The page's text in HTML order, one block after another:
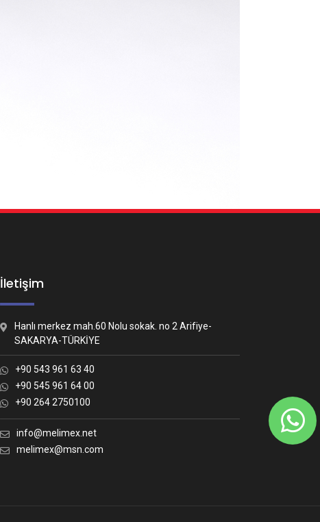
İletişim
Hanlı merkez mah.60 Nolu sokak. no 2 Arifiye-
SAKARYA-TÜRKİYE
+90 543 961 63 40
+90 545 961 64 00
+90 264 2750100
info@melimex.net
melimex@msn.com